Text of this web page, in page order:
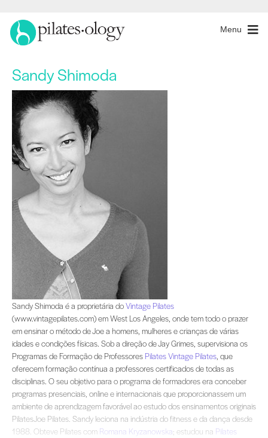
Menu
Sandy Shimoda
Sandy Shimoda é a proprietária do (www.vintagepilates.com) em West Los
Sandy Shimoda é a proprietária doVintage Pilates
(www.vintagepilates.com) em West Los Angeles, onde tem todo o prazer
em ensinar o método de Joe a homens, mulheres e crianças de várias
idades e condições físicas. Sob a direção de Jay Grimes, supervisiona os
Programas de Formação de Professores Pilates Vintage Pilates, que
oferecem formação contínua a professores certificados de todas as
disciplinas. O seu objetivo para o programa de formadores era conceber
programas presenciais, online e internacionais que proporcionassem um
ambiente de aprendizagem favorável ao estudo dos ensinamentos originais
PilatesJoe Pilates. Sandy leciona na indústria do fitness e da dança desde
1988. Obteve Pilates com Romana Kryzanowska; estudou na Pilates